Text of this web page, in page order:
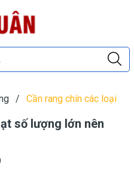
/
Cần rang chín các loại
số lượng lớn nên